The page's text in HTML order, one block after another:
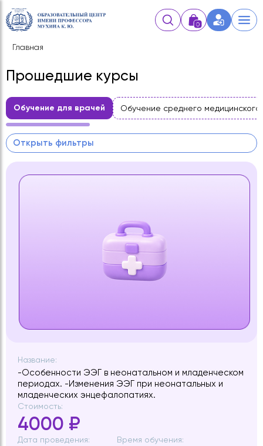
0
Главная
Прошедшие курсы
Обучение для врачей Обучение среднего
Открыть фильтры
Название:
-​Особенности ЭЭГ в неонатальном и младенческом
периодах. -Изменения ЭЭГ при неонатальных и
младенческих энцефалопатиях.
Стоимость:
4000 ₽
Дата проведения: Время обучения: